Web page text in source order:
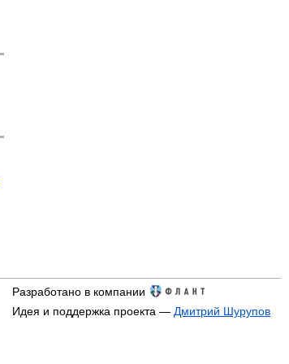
Разработано в компании
Идея и поддержка проекта — Дмитрий Шурупов